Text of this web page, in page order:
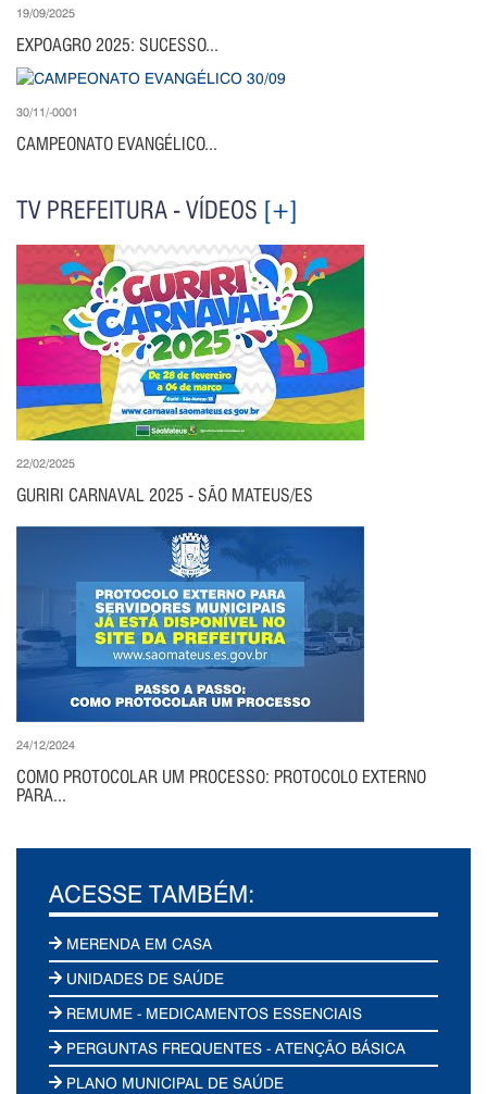
19/09/2025
EXPOAGRO 2025: SUCESSO...
30/11/-0001
CAMPEONATO EVANGÉLICO...
TV PREFEITURA - VÍDEOS [+]
22/02/2025
GURIRI CARNAVAL 2025 - SÃO MATEUS/ES
24/12/2024
COMO PROTOCOLAR UM PROCESSO: PROTOCOLO EXTERNO
PARA...
ACESSE TAMBÉM:
MERENDA EM CASA
UNIDADES DE SAÚDE
REMUME - MEDICAMENTOS ESSENCIAIS
PERGUNTAS FREQUENTES - ATENÇÃO BÁSICA
PLANO MUNICIPAL DE SAÚDE